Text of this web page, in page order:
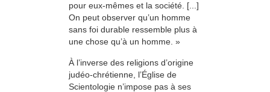
pour eux-mêmes et la société. [...]
On peut observer qu’un homme
sans foi durable ressemble plus à
une chose qu’à un homme. »
À l’inverse des religions d’origine
judéo-chrétienne, l’Église de
Scientologie n’impose pas à ses